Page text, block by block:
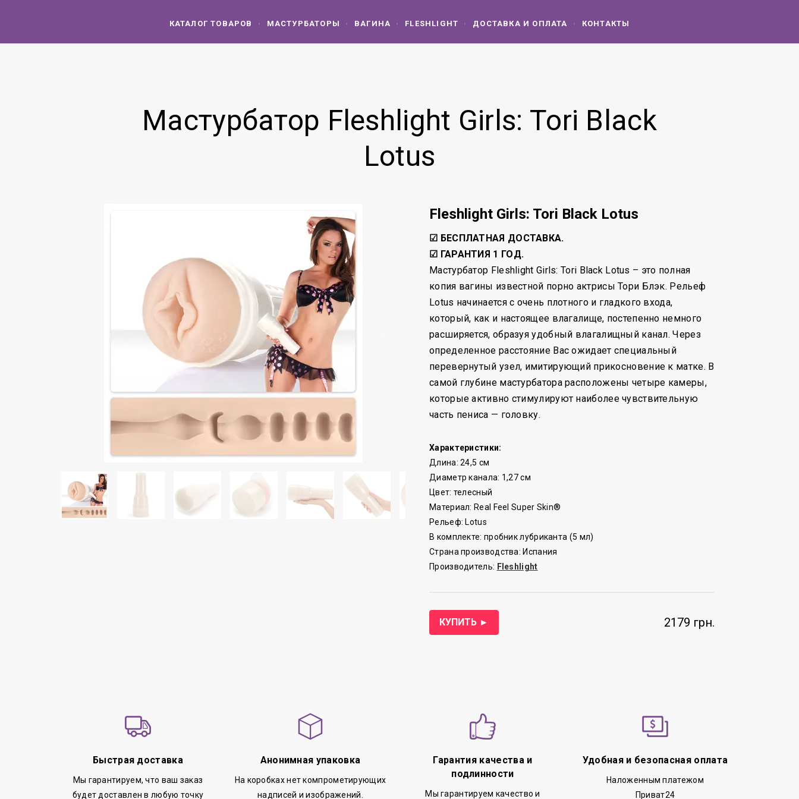
КАТАЛОГ ТОВАРОВ МАСТУРБАТОРЫ ВАГИНА FLESHLIGHT ДОСТАВКА И ОПЛАТА КОНТАКТЫ
Мастурбатор Fleshlight Girls: Tori Black
Lotus
Fleshlight Girls: Tori Black Lotus
☑ БЕСПЛАТНАЯ ДОСТАВКА.
☑ ГАРАНТИЯ 1 ГОД.
Мастурбатор Fleshlight Girls: Tori Black Lotus – это полная
копия вагины известной порно актрисы Тори Блэк. Рельеф
Lotus начинается с очень плотного и гладкого входа,
который, как и настоящее влагалище, постепенно немного
расширяется, образуя удобный влагалищный канал. Через
определенное расстояние Вас ожидает специальный
перевернутый узел, имитирующий прикосновение к матке. В
самой глубине мастурбатора расположены четыре камеры,
которые активно стимулируют наиболее чувствительную
часть пениса — головку.
Характеристики:
Длина: 24,5 см
Диаметр канала: 1,27 см
Цвет: телесный
Материал: Real Feel Super Skin®
Рельеф: Lotus
В комплекте: пробник лубриканта (5 мл)
Страна производства: Испания
Производитель: Fleshlight
КУПИТЬ ► 2179 грн.
Быстрая доставка
Мы гарантируем, что ваш заказ
будет доставлен в любую точку
Анонимная упаковка
На коробках нет компрометирующих
надписей и изображений.
Гарантия качества и
подлинности
Мы гарантируем качество и
Удобная и безопасная оплата
Наложенным платежом
Приват24